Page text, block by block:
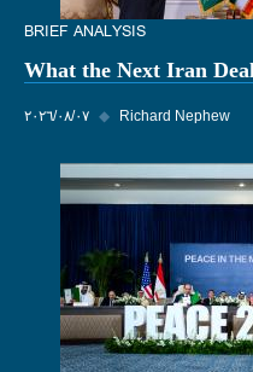
BRIEF ANALYSIS
What the Next Iran
٠٧‏/٠٨‏/٢٠٢٦ ◆ Richard Nephew